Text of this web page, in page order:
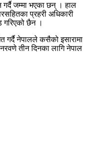
गर्दै जम्मा भएका छन् । हाल
प्रहरी अधिकारी
गरिएको छैन ।
गर्दै नेपालले कसैको इसारामा
तीन दिनका लागि नेपाल